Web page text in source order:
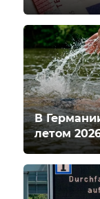
В
летом